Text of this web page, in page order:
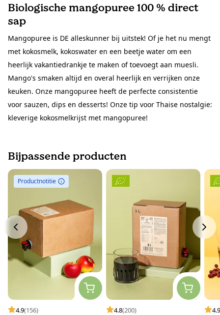
Biologische mangopuree 100 % direct
sap
Mangopuree is DE alleskunner bij uitstek! Of je het nu mengt
met kokosmelk, kokoswater en een beetje water om een
heerlijk vakantiedrankje te maken of toevoegt aan muesli.
Mango's smaken altijd en overal heerlijk en verrijken onze
keuken. Onze mangopuree heeft de perfecte consistentie
voor sauzen, dips en desserts! Onze tip voor Thaise nostalgie:
kleverige kokosmelkrijst met mangopuree!
Bijpassende producten
Productnotitie
4.9(156) 4.8(200) 4.9